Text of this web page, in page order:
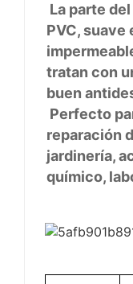
La parte
PVC, suave
tratan con
buen
Perfecto
reparación
jardinería,
químico,